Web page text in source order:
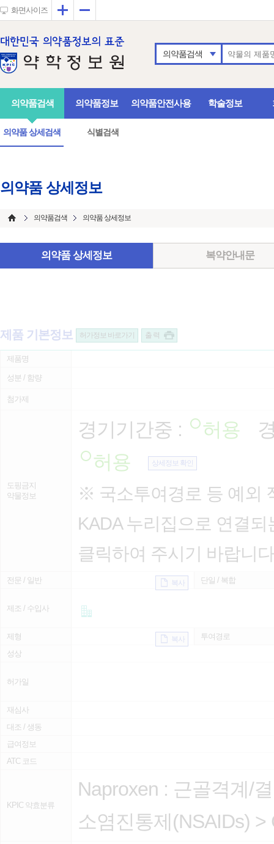
화면사이즈 확대
의약품검색
의약품검색
의약품 상세검색 식별검색
의약품정보 의약품안전사용 학술정보
의약품 상세정보
의약품검색 의약품 상세정보
의약품 상세정보 복약안내문
제품 기본정보 허가정보 바로가기 출 력
제품명
성분 / 함량
첨가제
도핑금지
약물정보
경기기간중 : 허용
허용
상세정보 확인
※ 국소투여경로 등 예외
KADA 누리집으로 연결
클릭하여 주시기 바랍니
전문 / 일반 복사 단일 / 복합
제조 / 수입사
제형 복사
투여경로
성상
허가일
재심사
대조 / 생동
급여정보
ATC 코드
KPIC 약효분류
Naproxen : 근골격계/
소염진통제(NSAIDs) >